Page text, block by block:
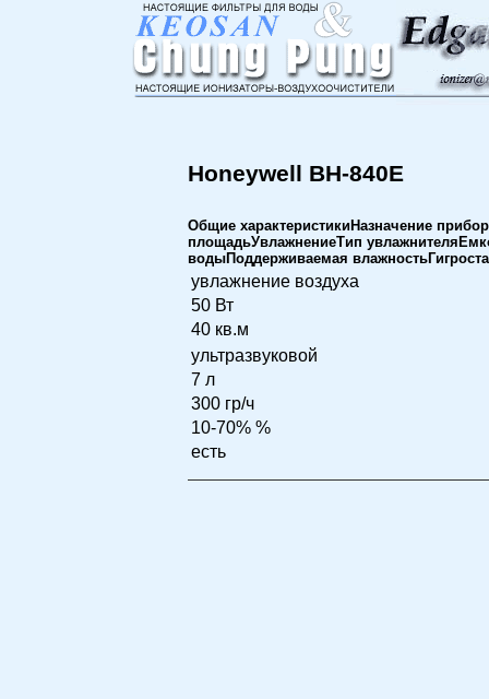
Honeywell BH-840E
Общие характеристикиНазначение
площадьУвлажнениеТип
водыПоддерживаемая
увлажнение воздуха
50 Вт
40 кв.м
ультразвуковой
7 л
300 гр/ч
10-70% %
есть